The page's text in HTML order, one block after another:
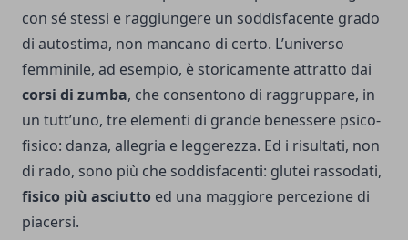
con sé stessi e raggiungere un soddisfacente grado
di autostima, non mancano di certo. L’universo
femminile, ad esempio, è storicamente attratto dai
corsi di zumba, che consentono di raggruppare, in
un tutt’uno, tre elementi di grande benessere psico-
fisico: danza, allegria e leggerezza. Ed i risultati, non
di rado, sono più che soddisfacenti: glutei rassodati,
fisico più asciutto ed una maggiore percezione di
piacersi.